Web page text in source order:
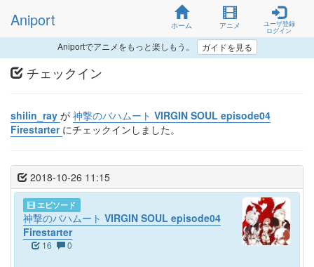
Aniport ホーム アニメ
ユーザ登録
ログイン
Aniportでアニメをもっと楽しもう。 ガイドを見る
チェックイン
shilin_ray が 神撃のバハムート VIRGIN SOUL episode04
Firestarter にチェックインしました。
2018-10-26 11:15
エピソード
神撃のバハムート VIRGIN SOUL episode04
Firestarter
16 0